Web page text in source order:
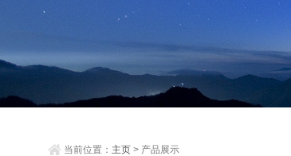
当前位置： 主页 > 产品展示